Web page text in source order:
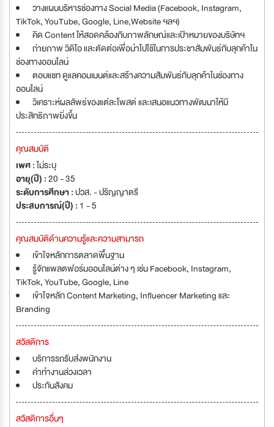
วางแผนบริหารช่องทาง Social Media (Facebook, Instagram,
TikTok, YouTube, Google, Line,Website ฯลฯ)
คิด Content ให้สอดคล้องกับภาพลักษณ์และเป้าหมายของบริษัทฯ
ถ่ายภาพ วิดิโอ และตัดต่อเพื่อนำไปใช้ในการประชาสัมพันธ์กับลุกค้าใน
ช่องทางออนไลน์
ตอบแชท ดูแลคอมเมนต์และสร้างความสัมพันธ์กับลุกค้าในช่องทาง
ออนไลน์
วิเคราะห์ผลลัพธ์ของแต่ละโพสต์ และเสนอแนวทางพัฒนาให้มี
ประสิทธิภาพยิ่งขึ้น
คุณสมบัติ
เพศ :ไม่ระบุ
อายุ(ปี) :20 - 35
ระดับการศึกษา :ปวส. - ปริญญาตรี
ประสบการณ์(ปี) : 1 - 5
คุณสมบัติด้านความรู้และความสามารถ
เข้าใจหลักการตลาดพื้นฐาน
รู้จักแพลตฟอร์มออนไลน์ต่าง ๆ เช่น Facebook, Instagram,
TikTok, YouTube, Google, Line
เข้าใจหลัก Content Marketing, Influencer Marketing และ
Branding
สวัสดิการ
บริการรถรับส่งพนักงาน
ค่าทำงานล่วงเวลา
ประกันสังคม
สวัสดิการอื่นๆ